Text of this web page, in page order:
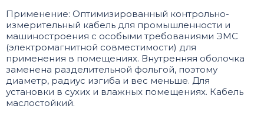
Применение: Оптимизированный контрольно-
измерительный кабель для промышленности и
машиностроения с особыми требованиями ЭМС
(электромагнитной совместимости) для
применения в помещениях. Внутренняя оболочка
заменена разделительной фольгой, поэтому
диаметр, радиус изгиба и вес меньше. Для
установки в сухих и влажных помещениях. Кабель
маслостойкий.